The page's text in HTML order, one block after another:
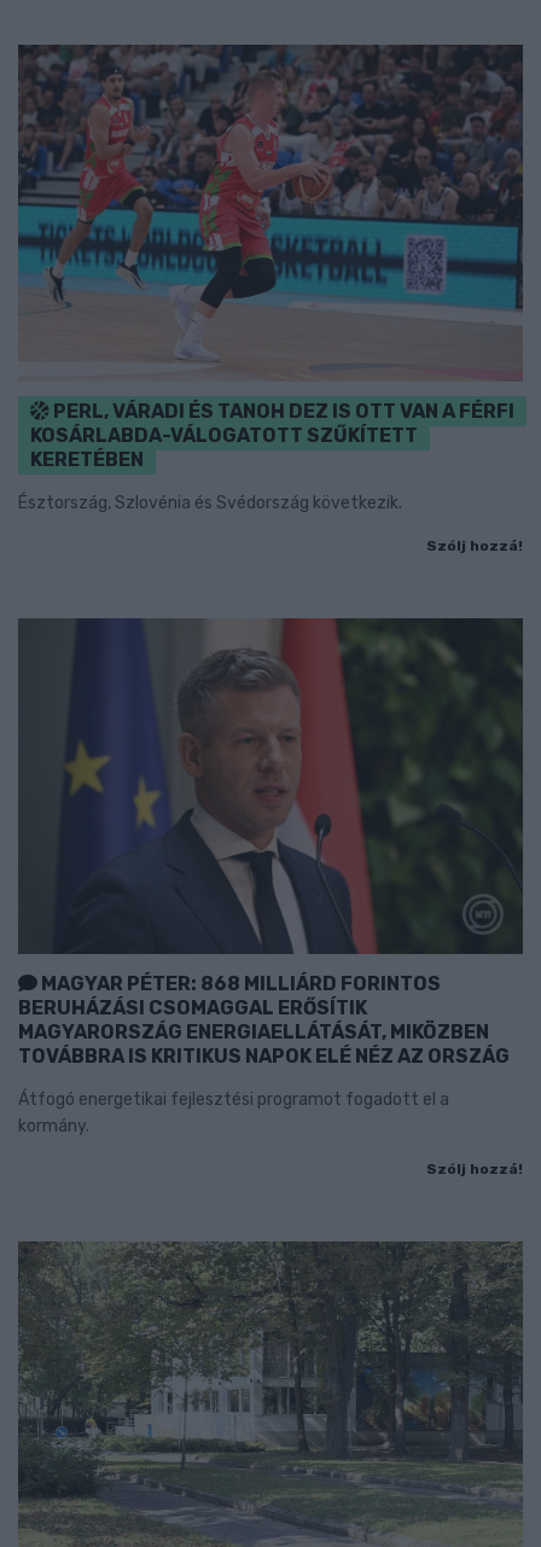
PERL, VÁRADI ÉS TANOH DEZ IS OTT VAN A FÉRFI
KOSÁRLABDA-VÁLOGATOTT SZŰKÍTETT
KERETÉBEN
Észtország, Szlovénia és Svédország következik.
Szólj hozzá!
MAGYAR PÉTER: 868 MILLIÁRD FORINTOS
BERUHÁZÁSI CSOMAGGAL ERŐSÍTIK
MAGYARORSZÁG ENERGIAELLÁTÁSÁT, MIKÖZBEN
TOVÁBBRA IS KRITIKUS NAPOK ELÉ NÉZ AZ ORSZÁG
Átfogó energetikai fejlesztési programot fogadott el a
kormány.
Szólj hozzá!